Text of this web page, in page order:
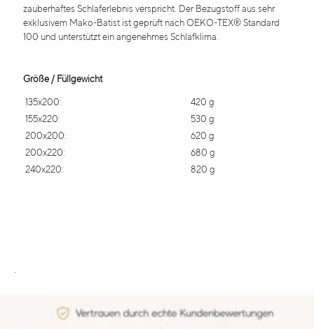
zauberhaftes Schlaferlebnis verspricht. Der Bezugstoff aus sehr
exklusivem Mako-Batist ist geprüft nach OEKO-TEX® Standard
100 und unterstützt ein angenehmes Schlafklima.
Größe / Füllgewicht
135x200:
420 g
155x220:
530 g
200x200:
620 g
200x220:
680 g
240x220:
820 g
.